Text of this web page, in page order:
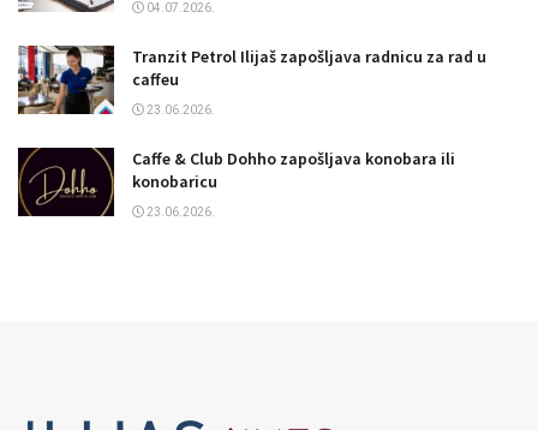
04.07.2026.
Tranzit Petrol Ilijaš zapošljava radnicu za rad u
caffeu
23.06.2026.
Caffe & Club Dohho zapošljava konobara ili
konobaricu
23.06.2026.